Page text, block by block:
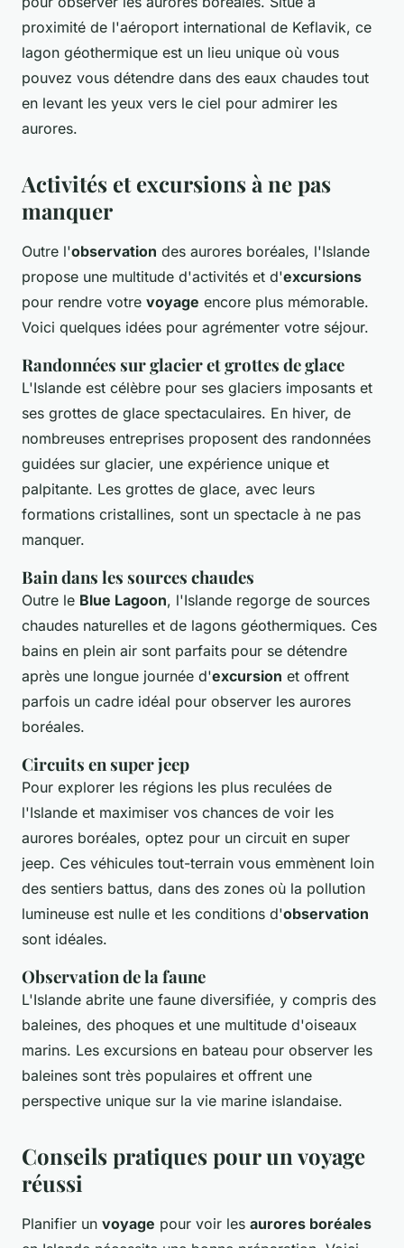
proximité de l'aéroport international de Keflavik, ce
lagon géothermique est un lieu unique où vous
pouvez vous détendre dans des eaux chaudes tout
en levant les yeux vers le ciel pour admirer les
aurores.
Activités et excursions à ne pas
manquer
Outre l'observation des aurores boréales, l'Islande
propose une multitude d'activités et d'excursions
pour rendre votre voyage encore plus mémorable.
Voici quelques idées pour agrémenter votre séjour.
Randonnées sur glacier et grottes de glace
L'Islande est célèbre pour ses glaciers imposants et
ses grottes de glace spectaculaires. En hiver, de
nombreuses entreprises proposent des randonnées
guidées sur glacier, une expérience unique et
palpitante. Les grottes de glace, avec leurs
formations cristallines, sont un spectacle à ne pas
manquer.
Bain dans les sources chaudes
Outre le Blue Lagoon, l'Islande regorge de sources
chaudes naturelles et de lagons géothermiques. Ces
bains en plein air sont parfaits pour se détendre
après une longue journée d'excursion et offrent
parfois un cadre idéal pour observer les aurores
boréales.
Circuits en super jeep
Pour explorer les régions les plus reculées de
l'Islande et maximiser vos chances de voir les
aurores boréales, optez pour un circuit en super
jeep. Ces véhicules tout-terrain vous emmènent loin
des sentiers battus, dans des zones où la pollution
lumineuse est nulle et les conditions d'observation
sont idéales.
Observation de la faune
L'Islande abrite une faune diversifiée, y compris des
baleines, des phoques et une multitude d'oiseaux
marins. Les excursions en bateau pour observer les
baleines sont très populaires et offrent une
perspective unique sur la vie marine islandaise.
Conseils pratiques pour un voyage
réussi
Planifier un voyage pour voir les aurores boréales